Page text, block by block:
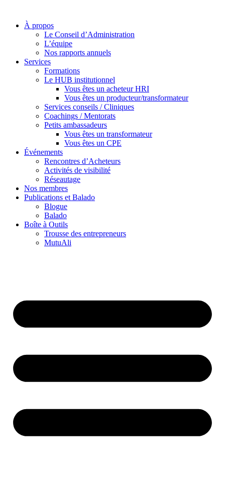
À propos
Le Conseil d’Administration
L’équipe
Nos rapports annuels
Services
Formations
Le HUB institutionnel
Vous êtes un acheteur HRI
Vous êtes un producteur/transformateur
Services conseils / Cliniques
Coachings / Mentorats
Petits ambassadeurs
Vous êtes un transformateur
Vous êtes un CPE
Événements
Rencontres d’Acheteurs
Activités de visibilité
Réseautage
Nos membres
Publications et Balado
Blogue
Balado
Boîte à Outils
Trousse des entrepreneurs
MutuAli